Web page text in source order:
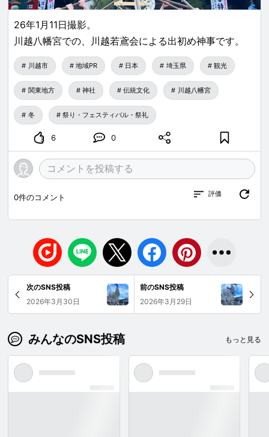
26年1月11日撮影。
川越八幡宮での、川越若鳶会による出初め神事です。
川越市 地域PR 日本 埼玉県 観光
関東地方 神社 伝統文化 川越八幡宮
冬 祭り・フェスティバル・祭礼
6 0
0件のコメント 評価
次のSNS投稿
2026年3月30日
前のSNS投稿
2026年3月29日
みんなのSNS投稿 もっと見る